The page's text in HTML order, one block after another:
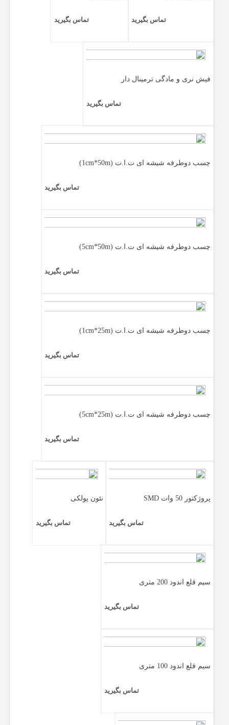
تماس بگیرید تماس بگیرید
فیش نری و مادگی ترمینال دار
تماس بگیرید
چسب دوطرفه شیشه ای ت.ا.ت (1cm*50m)
تماس بگیرید
چسب دوطرفه شیشه ای ت.ا.ت (5cm*50m)
تماس بگیرید
چسب دوطرفه شیشه ای ت.ا.ت (1cm*25m)
تماس بگیرید
چسب دوطرفه شیشه ای ت.ا.ت (5cm*25m)
تماس بگیرید
پروژکتور 50 وات SMD
تماس بگیرید
نئون پولکی
تماس بگیرید
سیم قلع اندود 200 متری
تماس بگیرید
سیم قلع اندود 100 متری
تماس بگیرید